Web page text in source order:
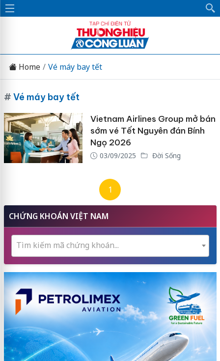
Home Vé máy bay tết
# Vé máy bay tết
Vietnam Airlines Group mở bán
sớm vé Tết Nguyên đán Bính
Ngọ 2026
03/09/2025 Đời Sống
1
CHỨNG KHOÁN VIỆT NAM
Tìm kiếm mã chứng khoán...